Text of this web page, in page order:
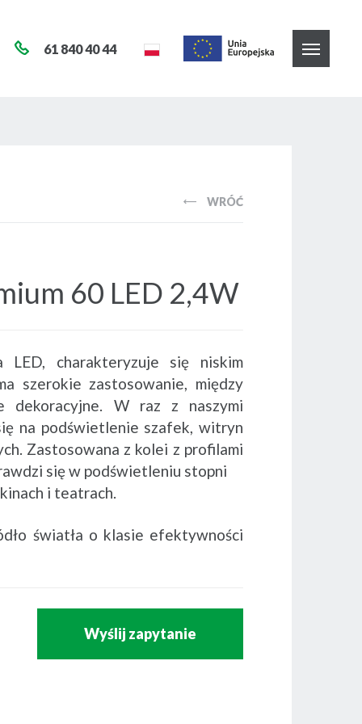
61 840 40 44
WRÓĆ
60 LED 2,4W
LED, charakteryzuje się niskim
szerokie zastosowanie, między
dekoracyjne. W raz z naszymi
na podświetlenie szafek, witryn
Zastosowana z kolei z profilami
się w podświetleniu stopni
i teatrach.
światła o klasie efektywności
Wyślij zapytanie